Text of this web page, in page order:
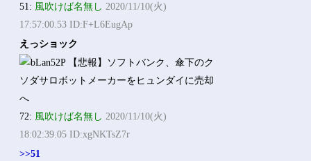
51: 風吹けば名無し 2020/11/10(火)
17:57:00.53 ID:F+L6EugAp
えっショック
72: 風吹けば名無し 2020/11/10(火)
18:02:39.05 ID:xgNKTsZ7r
>>51